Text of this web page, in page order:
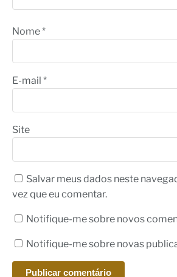
Nome*
E-mail *
Site
Salvar meus dados neste
vez que eu comentar.
Notifique-me sobre novos
Notifique-me sobre novas